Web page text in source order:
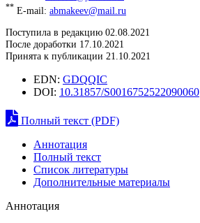
** E-mail: abmakeev@mail.ru
Поступила в редакцию 02.08.2021
После доработки 17.10.2021
Принята к публикации 21.10.2021
EDN: GDQQIC
DOI: 10.31857/S0016752522090060
Полный текст (PDF)
Аннотация
Полный текст
Список литературы
Дополнительные материалы
Аннотация